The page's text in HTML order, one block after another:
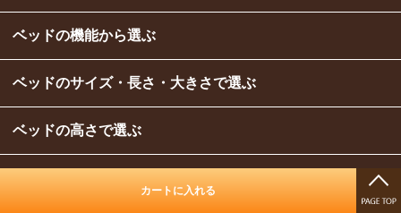
ベッドの機能から選ぶ
ベッドのサイズ・長さ・大きさで選ぶ
ベッドの高さで選ぶ
カートに入れる